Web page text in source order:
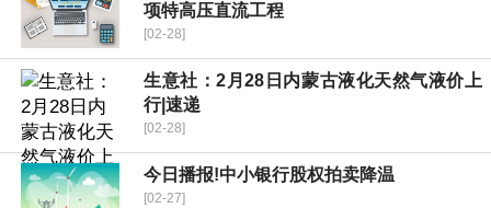
项特高压直流工程
[02-28]
生意社：2月28日内蒙古液化天然气液价上
行|速递
[02-28]
今日播报!中小银行股权拍卖降温
[02-27]